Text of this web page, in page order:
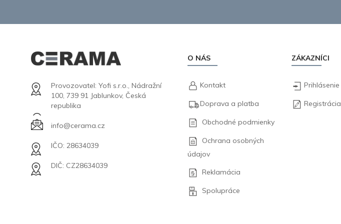
Provozovatel: Yofi s.r.o., Nádražní
100, 739 91 Jablunkov, Česká
republika
info@cerama.cz
IČO: 28634039
DIČ: CZ28634039
O NÁS
Kontakt
Doprava a platba
Obchodné podmienky
Ochrana osobných
údajov
Reklamácia
Spolupráce
ZÁKAZNÍCI
Prihlásenie
Registrácia